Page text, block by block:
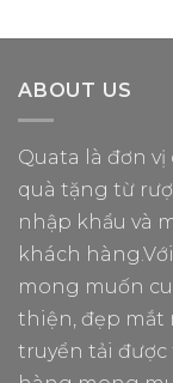
ABOUT US
Quata là đơn vị
quà tặng từ
nhập khẩu và
khách
mong muốn
thiện, đẹp mắt
truyển tải